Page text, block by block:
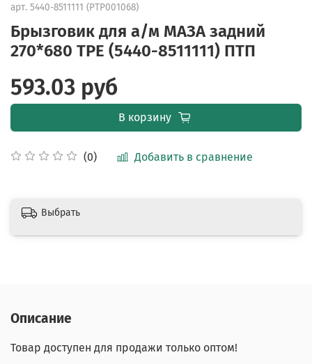
арт. 5440-8511111 (PTP001068)
Брызговик для а/м МАЗА задний
270*680 TPE (5440-8511111) ПТП
(0) Добавить в сравнение
593.03 руб
В корзину
Выбрать
Описание
Товар доступен для продажи только оптом!